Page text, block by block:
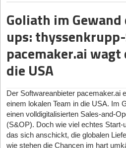
Ehrlich gesagt, haben wir nie
Ihr designt und fertigt eure
von Anfang an Teil des Konzepts?
Heidi: Ja, das war und ist unsere
sondern sehr hochwertige
Menschen glücklich zu machen.
kleine Geschenke, die sie ihren
in der Regel so gut an, dass schon
Wer freut sich nicht, wenn sein
Goliath im
ups:
pacemaker.ai
die USA
Der Softwareanbieter pacemaker.ai
einem lokalen Team in die USA. Im
einen volldigitalisierten Sales-and-
(S&OP). Doch wie viel echtes Start-
das sich anschickt, die globalen
wie stehen die Chancen im hart